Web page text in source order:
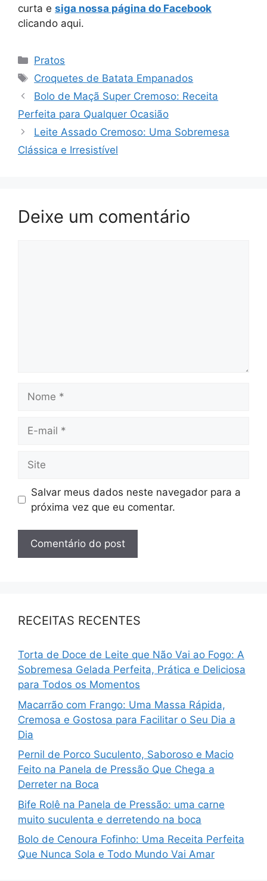
curta e siga nossa página do Facebook
clicando aqui.
Pratos
Croquetes de Batata Empanados
Bolo de Maçã Super Cremoso: Receita
Perfeita para Qualquer Ocasião
Leite Assado Cremoso: Uma Sobremesa
Clássica e Irresistível
Deixe um comentário
Salvar meus dados neste navegador para a
próxima vez que eu comentar.
RECEITAS RECENTES
Torta de Doce de Leite que Não Vai ao Fogo: A
Sobremesa Gelada Perfeita, Prática e Deliciosa
para Todos os Momentos
Macarrão com Frango: Uma Massa Rápida,
Cremosa e Gostosa para Facilitar o Seu Dia a
Dia
Pernil de Porco Suculento, Saboroso e Macio
Feito na Panela de Pressão Que Chega a
Derreter na Boca
Bife Rolê na Panela de Pressão: uma carne
muito suculenta e derretendo na boca
Bolo de Cenoura Fofinho: Uma Receita Perfeita
Que Nunca Sola e Todo Mundo Vai Amar